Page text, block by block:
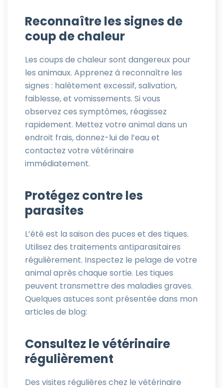
Reconnaître les signes de
coup de chaleur
Les coups de chaleur sont dangereux pour
les animaux. Apprenez à reconnaître les
signes : halètement excessif, salivation,
faiblesse, et vomissements. Si vous
observez ces symptômes, réagissez
rapidement. Mettez votre animal dans un
endroit frais, donnez-lui de l’eau et
contactez votre vétérinaire
immédiatement.
Protégez contre les
parasites
L’été est la saison des puces et des tiques.
Utilisez des traitements antiparasitaires
régulièrement. Inspectez le pelage de votre
animal après chaque sortie. Les tiques
peuvent transmettre des maladies graves.
Quelques astuces sont présentée dans mon
articles de blog:
Consultez le vétérinaire
régulièrement
Des visites régulières chez le vétérinaire